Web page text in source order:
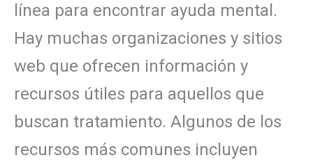
línea para encontrar ayuda mental.
Hay muchas organizaciones y sitios
web que ofrecen información y
recursos útiles para aquellos que
buscan tratamiento. Algunos de los
recursos más comunes incluyen